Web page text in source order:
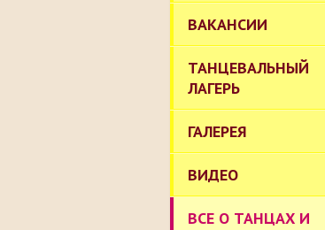
ВАКАНСИИ
ТАНЦЕВАЛЬНЫЙ
ЛАГЕРЬ
ГАЛЕРЕЯ
ВИДЕО
ВСЕ О ТАНЦАХ И